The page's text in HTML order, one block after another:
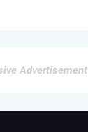
Advertisement